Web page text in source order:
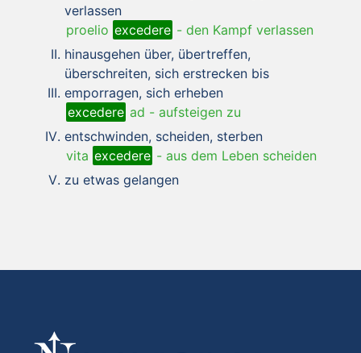
verlassen
proelio excedere - den Kampf verlassen
hinausgehen über, übertreffen,
überschreiten, sich erstrecken bis
emporragen, sich erheben
excedere ad - aufsteigen zu
entschwinden, scheiden, sterben
vita excedere - aus dem Leben scheiden
zu etwas gelangen